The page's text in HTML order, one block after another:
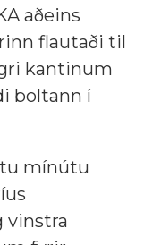
aðeins
flautaði til
kantinum
boltann í
mínútu
vinstra